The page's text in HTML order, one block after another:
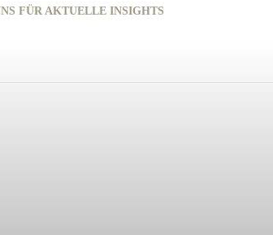
FÜR AKTUELLE INSIGHTS